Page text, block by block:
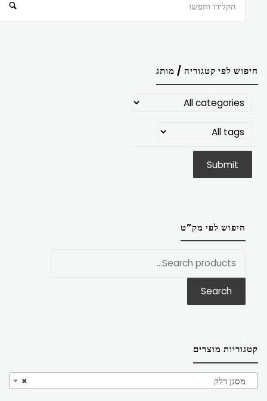
חיפוש לפי קטגוריה / מותג
חיפוש לפי מק”ט
Search
קטגוריות מוצרים
× מסנן דלק